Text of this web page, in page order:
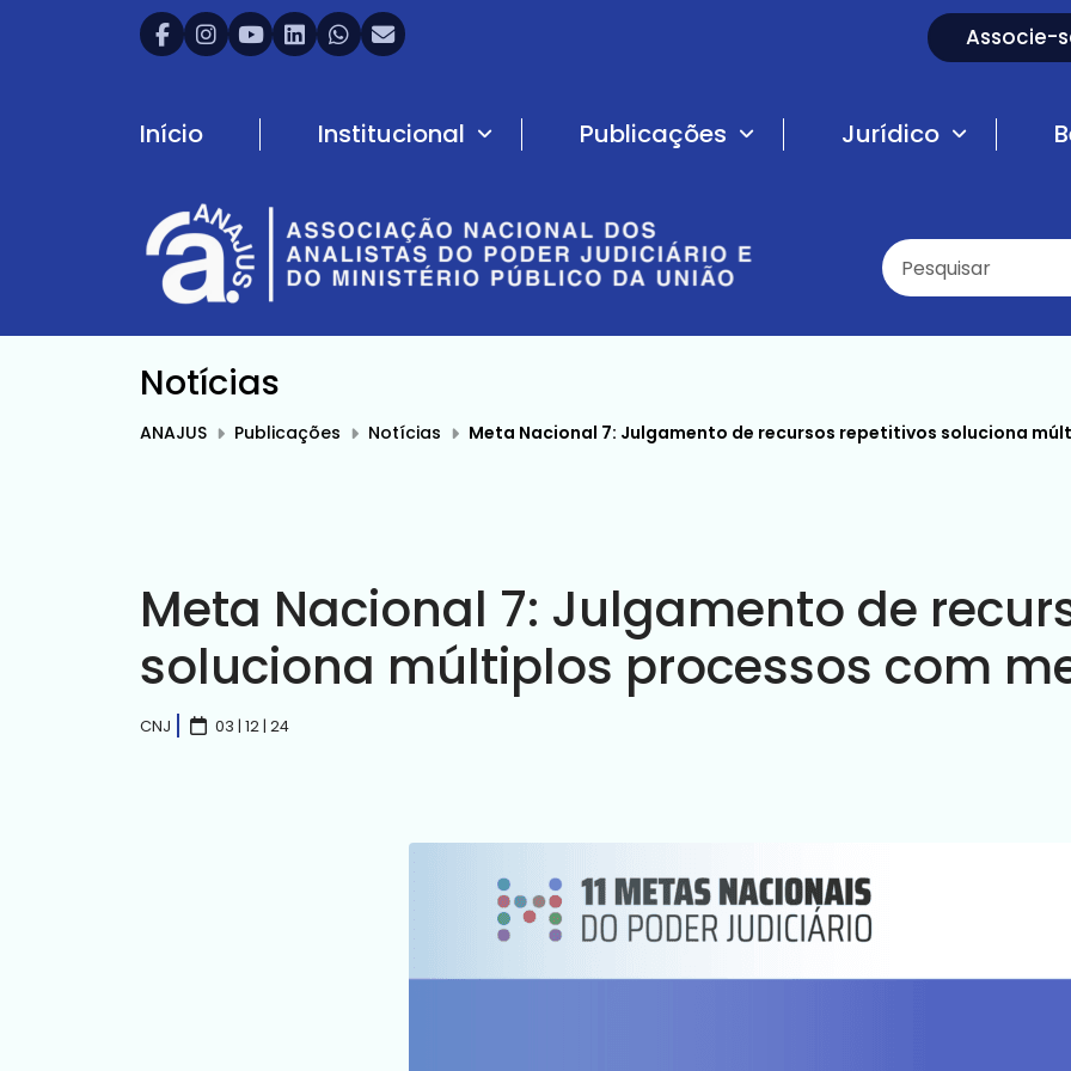
Associe-
Início Institucional Publicações Jurídico
Notícias
ANAJUS Publicações Notícias Meta Nacional 7: Julgamento de recursos repetitivos soluciona múltiplos
Meta Nacional 7: Julgamento de
soluciona múltiplos processos com
CNJ 03 | 12 | 24